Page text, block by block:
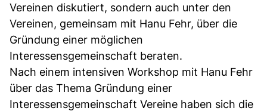
Vereinen diskutiert, sondern auch unter den
Vereinen, gemeinsam mit Hanu Fehr, über die
Gründung einer möglichen
Interessensgemeinschaft beraten.
Nach einem intensiven Workshop mit Hanu Fehr
über das Thema Gründung einer
Interessensgemeinschaft Vereine haben sich die